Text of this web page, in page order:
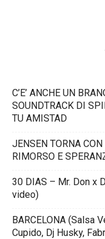
C’E’ ANCHE UN
SOUNDTRACK DI
TU AMISTAD
JENSEN TORNA
RIMORSO E
30 DIAS – Mr. Don x
video)
BARCELONA (Salsa
Cupido, Dj Husky,